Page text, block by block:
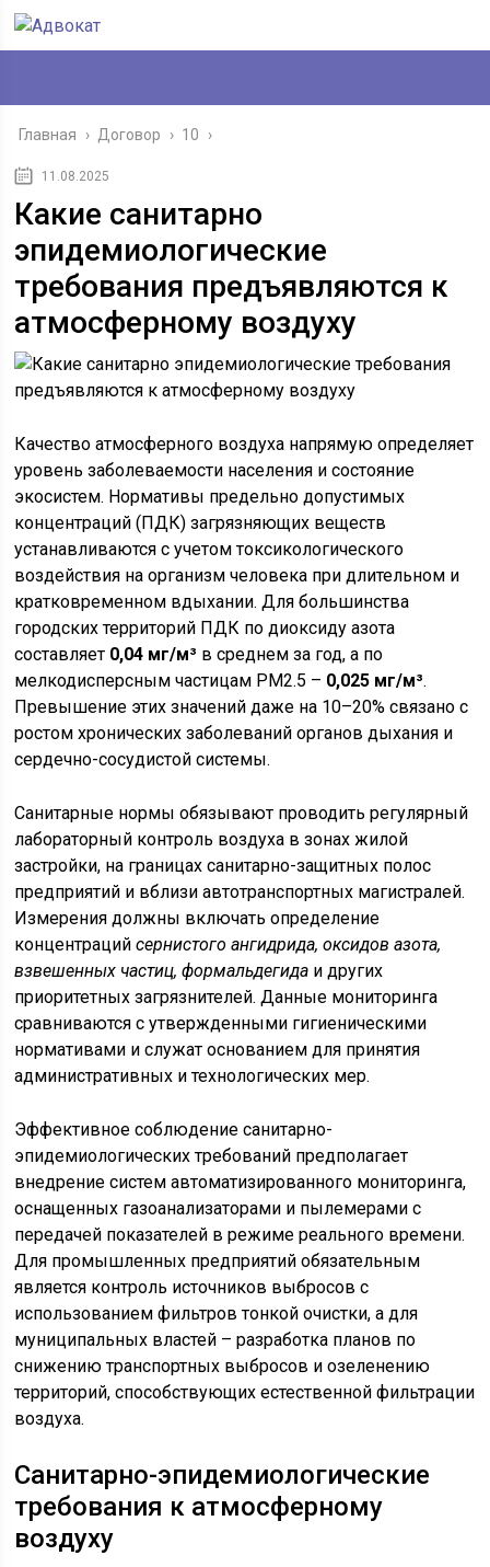
Главная › Договор › 10 ›
11.08.2025
Какие санитарно
эпидемиологические
требования предъявляются к
атмосферному воздуху
Качество атмосферного воздуха напрямую определяет
уровень заболеваемости населения и состояние
экосистем. Нормативы предельно допустимых
концентраций (ПДК) загрязняющих веществ
устанавливаются с учетом токсикологического
воздействия на организм человека при длительном и
кратковременном вдыхании. Для большинства
городских территорий ПДК по диоксиду азота
составляет 0,04 мг/м³ в среднем за год, а по
мелкодисперсным частицам PM2.5 – 0,025 мг/м³.
Превышение этих значений даже на 10–20% связано с
ростом хронических заболеваний органов дыхания и
сердечно-сосудистой системы.
Санитарные нормы обязывают проводить регулярный
лабораторный контроль воздуха в зонах жилой
застройки, на границах санитарно-защитных полос
предприятий и вблизи автотранспортных магистралей.
Измерения должны включать определение
концентрацийсернистого ангидрида, оксидов азота,
взвешенных частиц, формальдегида и других
приоритетных загрязнителей. Данные мониторинга
сравниваются с утвержденными гигиеническими
нормативами и служат основанием для принятия
административных и технологических мер.
Эффективное соблюдение санитарно-
эпидемиологических требований предполагает
внедрение систем автоматизированного мониторинга,
оснащенных газоанализаторами и пылемерами с
передачей показателей в режиме реального времени.
Для промышленных предприятий обязательным
является контроль источников выбросов с
использованием фильтров тонкой очистки, а для
муниципальных властей – разработка планов по
снижению транспортных выбросов и озеленению
территорий, способствующих естественной фильтрации
воздуха.
Санитарно-эпидемиологические
требования к атмосферному
воздуху